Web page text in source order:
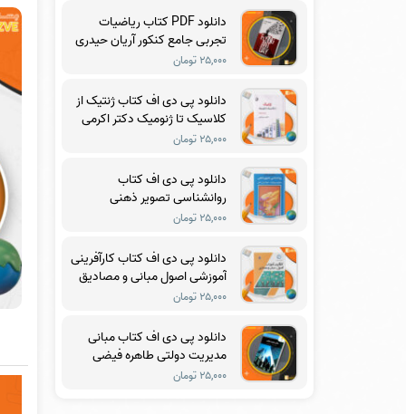
دانلود PDF کتاب ریاضیات
تجربی جامع کنکور آریان حیدری
۲۵,۰۰۰ تومان
دانلود پی دی اف کتاب ژنتیک از
کلاسیک تا ژنومیک دکتر اکرمی
PDF
۲۵,۰۰۰ تومان
دانلود پی دی اف کتاب
روانشناسی تصویر ذهنی
ماکسول مالتز PDF
۲۵,۰۰۰ تومان
دانلود پی دی اف کتاب کارآفرینی
آموزشی اصول مبانی و مصادیق
دکتر مرتضی رضایی زاده PDF
۲۵,۰۰۰ تومان
دانلود پی دی اف کتاب مبانی
مدیریت دولتی طاهره فیضی
PDF
۲۵,۰۰۰ تومان